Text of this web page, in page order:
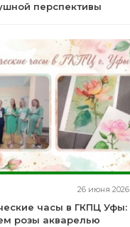
перспективы
26 июня 2026
часы в ГКПЦ Уфы:
розы акварелью